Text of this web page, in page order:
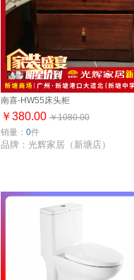
南喜-HW55床头柜
￥380.00 ￥1080.00
销量： 0件
品牌：光辉家居（新塘店）